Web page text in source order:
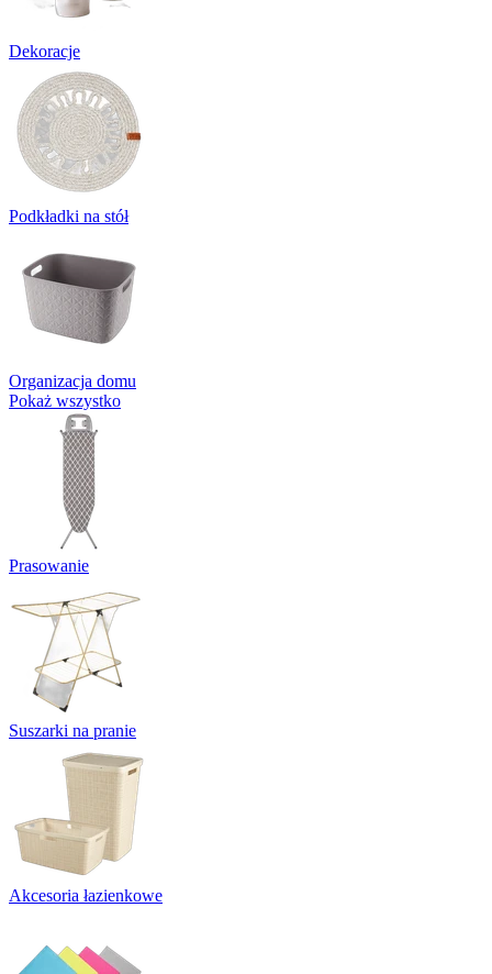
Dekoracje
Podkładki na stół
Organizacja domu
Pokaż wszystko
Prasowanie
Suszarki na pranie
Akcesoria łazienkowe